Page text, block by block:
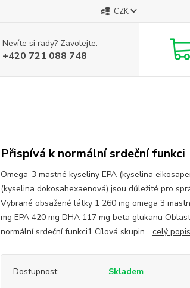
CZK
Nevíte si rady? Zavolejte.
+420 721 088 748
Přispívá k normální srdeční funkci
Omega-3 mastné kyseliny EPA (kyselina
(kyselina dokosahexaenová) jsou důležité pro
Vybrané obsažené látky 1 260 mg omega 3
mg EPA 420 mg DHA 117 mg beta glukanu
normální srdeční funkci1 Cílová skupin... celý popis
Dostupnost Skladem